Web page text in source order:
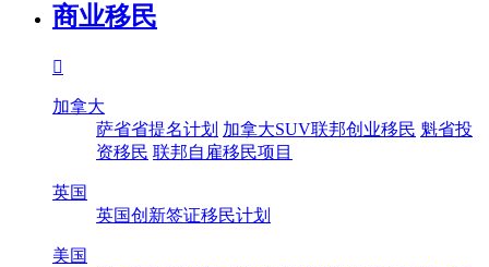
商业移民

加拿大
萨省省提名计划 加拿大SUV联邦创业移民 魁省投
资移民 联邦自雇移民项目
英国
英国创新签证移民计划
美国